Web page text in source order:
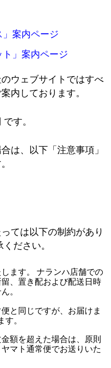
案内ページ
」案内ページ
ウェブサイトではすべ
内しております。
す。
は、以下「注意事項」
ては以下の制約があり
ださい。
ます。 ナランハ店舗での
、置き配および配送日時
。
と同じですが、お届けま
。
額を超えた場合は、原則
マト通常便でお送りいた